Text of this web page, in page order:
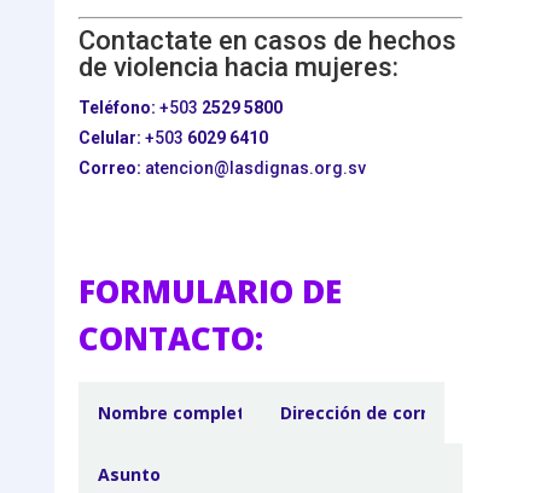
Contactate en casos de hechos
de violencia hacia mujeres:
Teléfono: +503 2529 5800
Celular: +503 6029 6410
Correo: atencion@lasdignas.org.sv
FORMULARIO DE
CONTACTO: